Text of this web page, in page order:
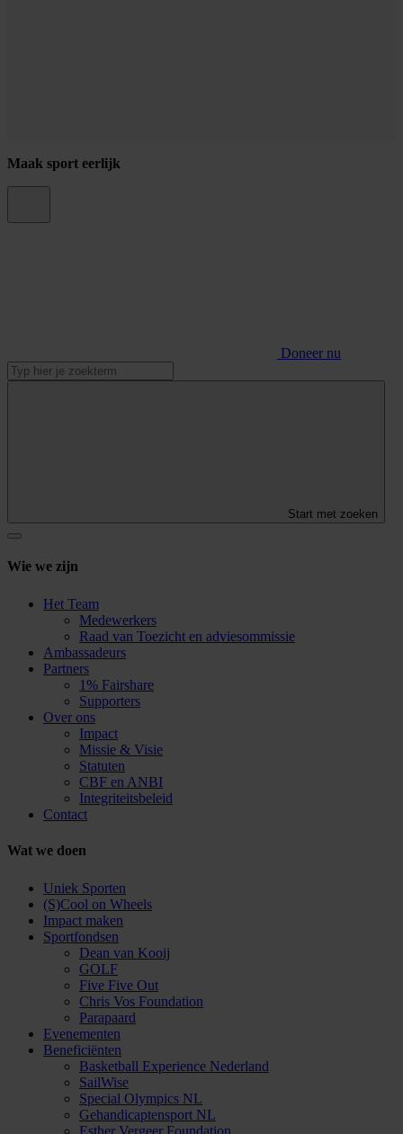
Maak sport eerlijk
Doneer nu
Start met zoeken
Wie we zijn
Het Team
Medewerkers
Raad van Toezicht en adviesommissie
Ambassadeurs
Partners
1% Fairshare
Supporters
Over ons
Impact
Missie & Visie
Statuten
CBF en ANBI
Integriteitsbeleid
Contact
Wat we doen
Uniek Sporten
(S)Cool on Wheels
Impact maken
Sportfondsen
Dean van Kooij
GOLF
Five Five Out
Chris Vos Foundation
Parapaard
Evenementen
Beneficiënten
Basketball Experience Nederland
SailWise
Special Olympics NL
Gehandicaptensport NL
Esther Vergeer Foundation